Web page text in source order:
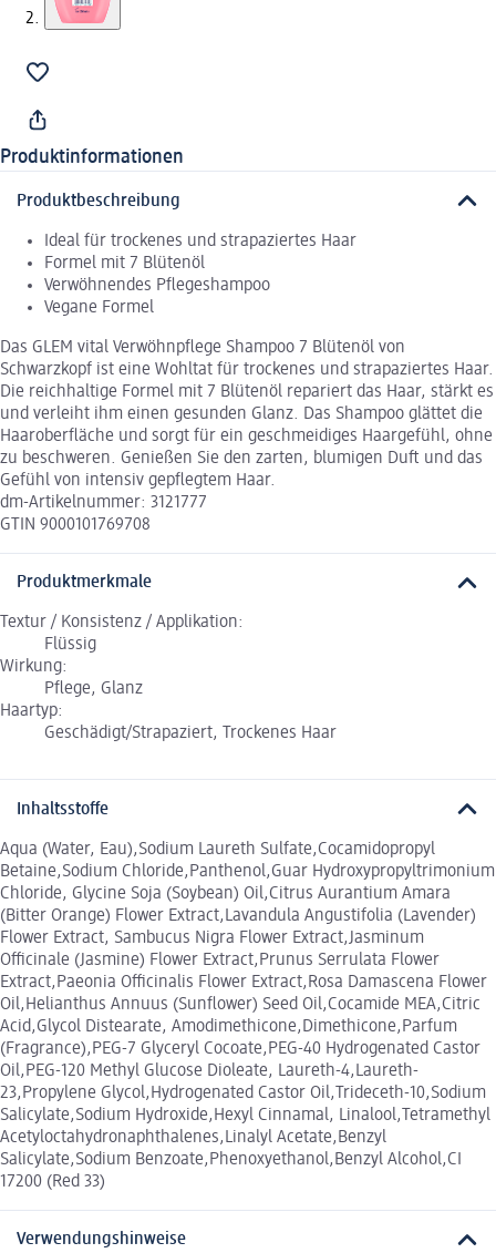
Produktinformationen
Produktbeschreibung
Ideal für trockenes und strapaziertes Haar
Formel mit 7 Blütenöl
Verwöhnendes Pflegeshampoo
Vegane Formel
Das GLEM vital Verwöhnpflege Shampoo 7 Blütenöl von
Schwarzkopf ist eine Wohltat für trockenes und strapaziertes Haar.
Die reichhaltige Formel mit 7 Blütenöl repariert das Haar, stärkt es
und verleiht ihm einen gesunden Glanz. Das Shampoo glättet die
Haaroberfläche und sorgt für ein geschmeidiges Haargefühl, ohne
zu beschweren. Genießen Sie den zarten, blumigen Duft und das
Gefühl von intensiv gepflegtem Haar.
dm-Artikelnummer: 3121777
GTIN 9000101769708
Produktmerkmale
Textur / Konsistenz / Applikation:
Flüssig
Wirkung:
Pflege, Glanz
Haartyp:
Geschädigt/Strapaziert, Trockenes Haar
Inhaltsstoffe
Aqua (Water, Eau),Sodium Laureth Sulfate,Cocamidopropyl
Betaine,Sodium Chloride,Panthenol,Guar Hydroxypropyltrimonium
Chloride, Glycine Soja (Soybean) Oil,Citrus Aurantium Amara
(Bitter Orange) Flower Extract,Lavandula Angustifolia (Lavender)
Flower Extract, Sambucus Nigra Flower Extract,Jasminum
Officinale (Jasmine) Flower Extract,Prunus Serrulata Flower
Extract,Paeonia Officinalis Flower Extract,Rosa Damascena Flower
Oil,Helianthus Annuus (Sunflower) Seed Oil,Cocamide MEA,Citric
Acid,Glycol Distearate, Amodimethicone,Dimethicone,Parfum
(Fragrance),PEG-7 Glyceryl Cocoate,PEG-40 Hydrogenated Castor
Oil,PEG-120 Methyl Glucose Dioleate, Laureth-4,Laureth-
23,Propylene Glycol,Hydrogenated Castor Oil,Trideceth-10,Sodium
Salicylate,Sodium Hydroxide,Hexyl Cinnamal, Linalool,Tetramethyl
Acetyloctahydronaphthalenes,Linalyl Acetate,Benzyl
Salicylate,Sodium Benzoate,Phenoxyethanol,Benzyl Alcohol,CI
17200 (Red 33)
Verwendungshinweise